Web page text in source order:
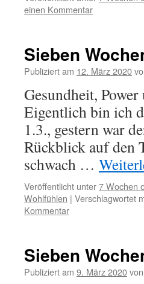
einen Kommentar
Sieben
Publiziert am 12. März 2020
Gesundheit,
Eigentlich bin ich
1.3., gestern war
Rückblick auf den
schwach …
Veröffentlicht unter7 Wochen
Wohlfühlen | Verschlagwortet
Kommentar
Sieben
Publiziert am 9. März 2020von